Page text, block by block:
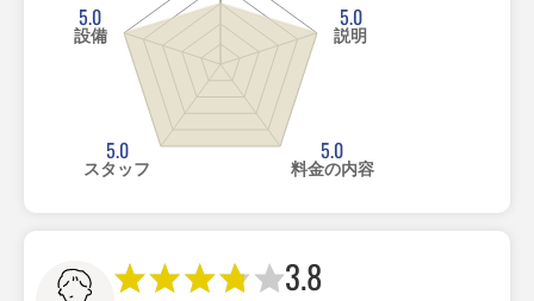
5.0
説明
5.0
料金の内容
5.0
スタッフ
5.0
設備
3.8